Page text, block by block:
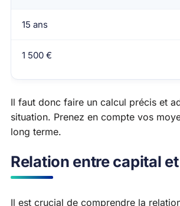
15 ans
1 500 €
Il faut donc faire un calcul précis et
situation. Prenez en compte vos
long terme.
Relation entre capital
Il est crucial de comprendre la